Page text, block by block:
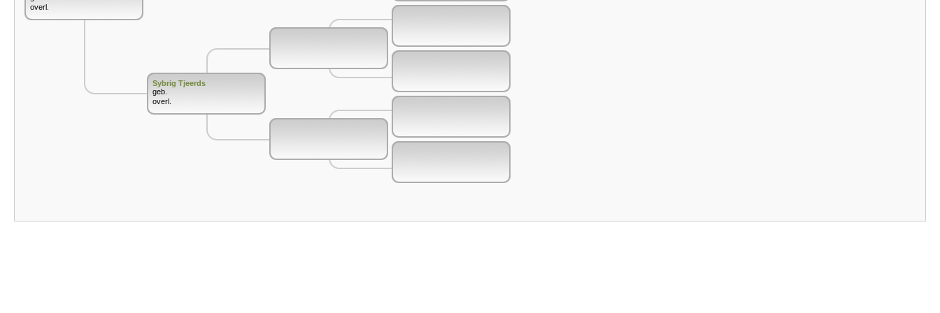
overl.
Sybrig Tjeerds
geb.
overl.